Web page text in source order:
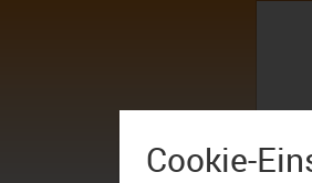
Cookie-